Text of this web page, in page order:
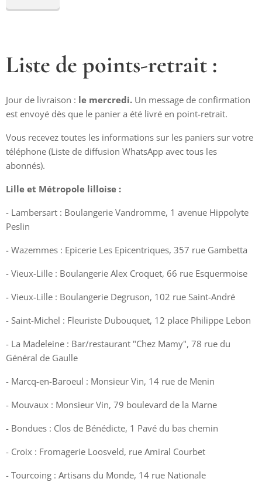
Liste de points-retrait :
Jour de livraison : le mercredi. Un message de confirmation
est envoyé dès que le panier a été livré en point-retrait.
Vous recevez toutes les informations sur les paniers sur votre
téléphone (Liste de diffusion WhatsApp avec tous les
abonnés).
Lille et Métropole lilloise :
- Lambersart : Boulangerie Vandromme, 1 avenue Hippolyte
Peslin
- Wazemmes : Epicerie Les Epicentriques, 357 rue Gambetta
- Vieux-Lille : Boulangerie Alex Croquet, 66 rue Esquermoise
- Vieux-Lille : Boulangerie Degruson, 102 rue Saint-André
- Saint-Michel : Fleuriste Dubouquet, 12 place Philippe Lebon
- La Madeleine : Bar/restaurant "Chez Mamy", 78 rue du
Général de Gaulle
- Marcq-en-Baroeul : Monsieur Vin, 14 rue de Menin
- Mouvaux : Monsieur Vin, 79 boulevard de la Marne
- Bondues : Clos de Bénédicte, 1 Pavé du bas chemin
- Croix : Fromagerie Loosveld, rue Amiral Courbet
- Tourcoing : Artisans du Monde, 14 rue Nationale